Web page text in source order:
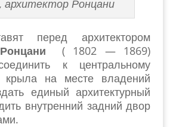
архитектор Ронцани
перед архитектором
( 1802 — 1869)
к центральному
на месте владений
единый архитектурный
внутренний задний двор